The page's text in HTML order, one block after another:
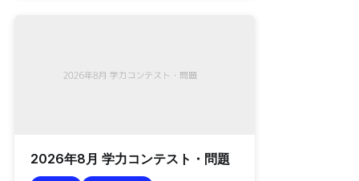
2026年8月 学力コンテスト・問題